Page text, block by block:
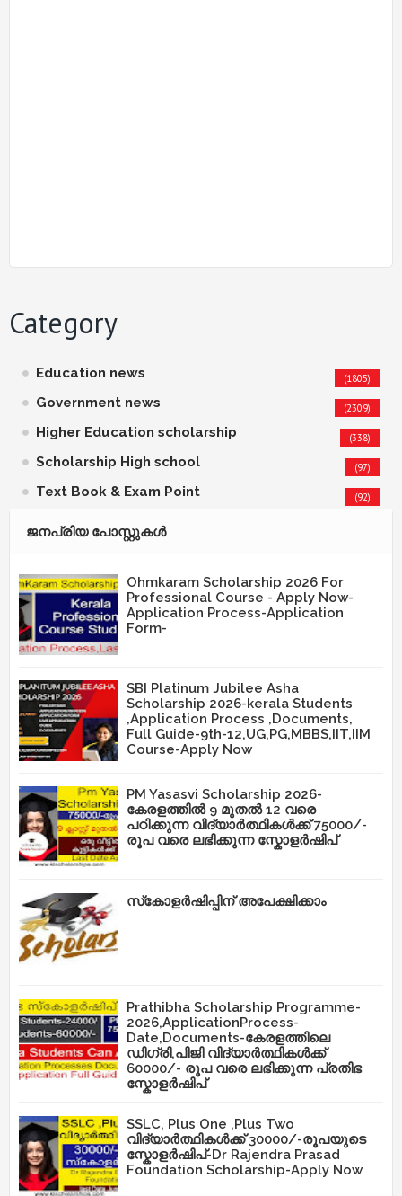
Category
Education news (1805)
Government news (2309)
Higher Education scholarship (338)
Scholarship High school (97)
Text Book & Exam Point (92)
ജനപ്രിയ പോസ്റ്റുകള്‍‌
Ohmkaram Scholarship 2026 For
Professional Course - Apply Now-
Application Process-Application
Form-
SBI Platinum Jubilee Asha
Scholarship 2026-kerala Students
,Application Process ,Documents,
Full Guide-9th-12,UG,PG,MBBS,IIT,IIM
Course-Apply Now
PM Yasasvi Scholarship 2026-
കേരളത്തിൽ 9 മുതൽ 12 വരെ
പഠിക്കുന്ന വിദ്യാർത്ഥികൾക്ക് 75000/-
രൂപ വരെ ലഭിക്കുന്ന സ്കോളർഷിപ്
സ്‌കോളർഷിപ്പിന് അപേക്ഷിക്കാം
Prathibha Scholarship Programme-
2026,ApplicationProcess-
Date,Documents-കേരളത്തിലെ
ഡിഗ്രി,പിജി വിദ്യാർത്ഥികൾക്ക്
60000/- രൂപ വരെ ലഭിക്കുന്ന പ്രതിഭ
സ്കോളർഷിപ്
SSLC, Plus One ,Plus Two
വിദ്യാർത്ഥികൾക്ക് 30000/-രൂപയുടെ
സ്കോളർഷിപ്-Dr Rajendra Prasad
Foundation Scholarship-Apply Now